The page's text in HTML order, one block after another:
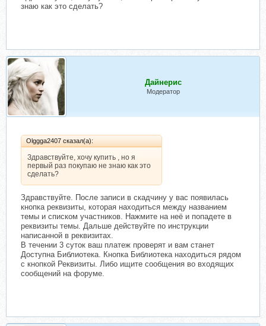
знаю как это сделать?
Дайнерис
Модератор
Olggga2407 сказал(а):
Здравствуйте, хочу купить , но я
первый раз покупаю не знаю как это
сделать?
Здравствуйте. После записи в скадчину у вас появилась
кнопка реквизиты, которая находиться между названием
темы и списком участников. Нажмите на неё и попадете в
реквизиты темы. Дальше действуйте по инструкции
написанной в реквизитах.
В течении 3 суток ваш платеж проверят и вам станет
Доступна Библиотека. Кнопка Библиотека находиться рядом
с кнопкой Реквизиты. Либо ищите сообщения во входящих
сообщений на форуме.